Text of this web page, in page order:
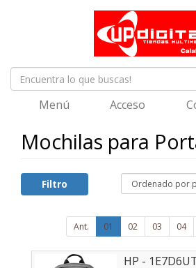
Menú Acceso
Mochilas para
Filtro
Ant. 01 02 03 04
HP -